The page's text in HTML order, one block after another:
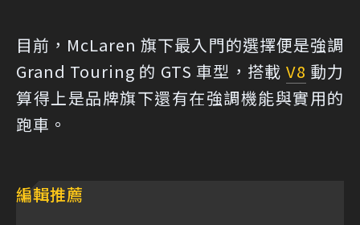
目前，McLaren 旗下最入門的選擇便是強調
Grand Touring 的 GTS 車型，搭載 V8 動力
算得上是品牌旗下還有在強調機能與實用的
跑車。
編輯推薦